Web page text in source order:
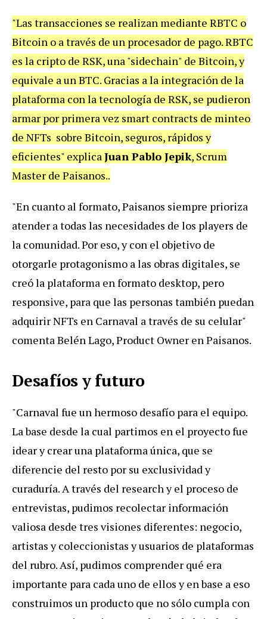
"Las transacciones se realizan mediante RBTC o
Bitcoin o a través de un procesador de pago. RBTC
es la cripto de RSK, una "sidechain" de Bitcoin, y
equivale a un BTC. Gracias a la integración de la
plataforma con la tecnología de RSK, se pudieron
armar por primera vez smart contracts de minteo
de NFTs sobre Bitcoin, seguros, rápidos y
eficientes" explicaJuan Pablo Jepik, Scrum
Master de Paisanos..
"En cuanto al formato, Paisanos siempre prioriza
atender a todas las necesidades de los players de
la comunidad. Por eso, y con el objetivo de
otorgarle protagonismo a las obras digitales, se
creó la plataforma en formato desktop, pero
responsive, para que las personas también puedan
adquirir NFTs en Carnaval a través de su celular"
comenta Belén Lago, Product Owner en Paisanos.
Desafíos y futuro
"Carnaval fue un hermoso desafío para el equipo.
La base desde la cual partimos en el proyecto fue
idear y crear una plataforma única, que se
diferencie del resto por su exclusividad y
curaduría. A través del research y el proceso de
entrevistas, pudimos recolectar información
valiosa desde tres visiones diferentes: negocio,
artistas y coleccionistas y usuarios de plataformas
del rubro. Así, pudimos comprender qué era
importante para cada uno de ellos y en base a eso
construimos un producto que no sólo cumpla con